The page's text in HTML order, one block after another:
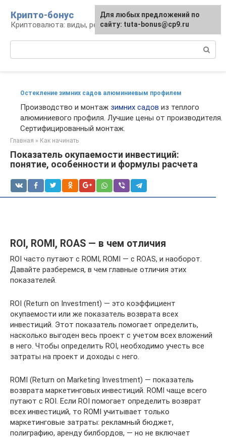
контенту
Крипто-бонус
Криптовалюта: виды, ресурсы, новости
Остекление зимних садов алюминиевым профилем
Производство и монтаж зимних садов из теплого
алюминиевого профиля. Лучшие цены от производителя.
Сертифицированный монтаж.
Главная » Как начинать
Показатель окупаемости инвестиций:
понятие, особенности и формулы расчета
ROI, ROMI, ROAS — в чем отличия
ROI часто путают с ROMI, ROMI — с ROAS, и наоборот.
Давайте разберемся, в чем главные отличия этих
показателей.
ROI (Return on Investment) — это коэффициент
окупаемости или же показатель возврата всех
инвестиций. Этот показатель помогает определить,
насколько выгоден весь проект с учетом всех вложений
в него. Чтобы определить ROI, необходимо учесть все
затраты на проект и доходы с него.
ROMI (Return on Marketing Investment) — показатель
возврата маркетинговых инвестиций. ROMI чаще всего
путают с ROI. Если ROI помогает определить возврат
всех инвестиций, то ROMI учитывает только
маркетинговые затраты: рекламный бюджет,
полиграфию, аренду билбордов, — но не включает
Для любых предложений по
сайту: tuta-bonus@cp9.ru